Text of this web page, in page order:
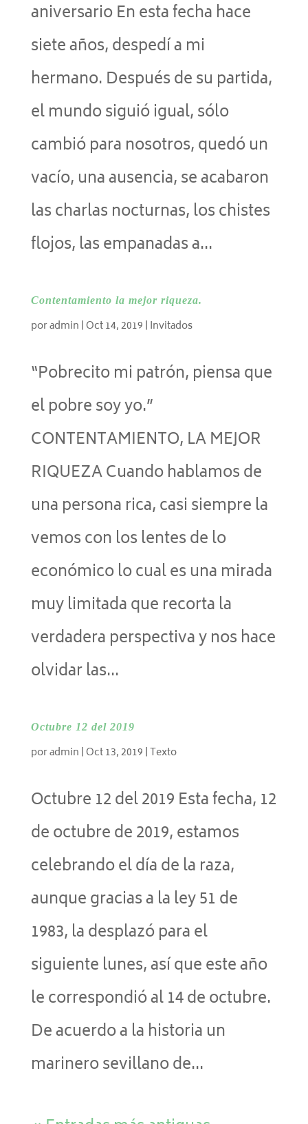
aniversario En esta fecha hace
siete años, despedí a mi
hermano. Después de su partida,
el mundo siguió igual, sólo
cambió para nosotros, quedó un
vacío, una ausencia, se acabaron
las charlas nocturnas, los chistes
flojos, las empanadas a...
Contentamiento la mejor riqueza.
poradmin |Oct 14, 2019 | Invitados
“Pobrecito mi patrón, piensa que
el pobre soy yo.”
CONTENTAMIENTO, LA MEJOR
RIQUEZA Cuando hablamos de
una persona rica, casi siempre la
vemos con los lentes de lo
económico lo cual es una mirada
muy limitada que recorta la
verdadera perspectiva y nos hace
olvidar las...
Octubre 12 del 2019
poradmin |Oct 13, 2019 |Texto
Octubre 12 del 2019 Esta fecha, 12
de octubre de 2019, estamos
celebrando el día de la raza,
aunque gracias a la ley 51 de
1983, la desplazó para el
siguiente lunes, así que este año
le correspondió al 14 de octubre.
De acuerdo a la historia un
marinero sevillano de...